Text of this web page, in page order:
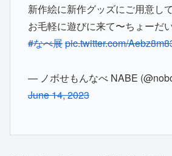
新作絵に新作グッズにご用意し
お毛軽に遊びに来て〜ちょーだ
#なべ展pic.twitter.com/
— ノボせもんなべ NABE
June 14, 2023